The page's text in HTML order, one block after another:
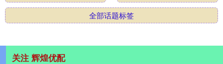
全部话题标签
关注 辉煌优配